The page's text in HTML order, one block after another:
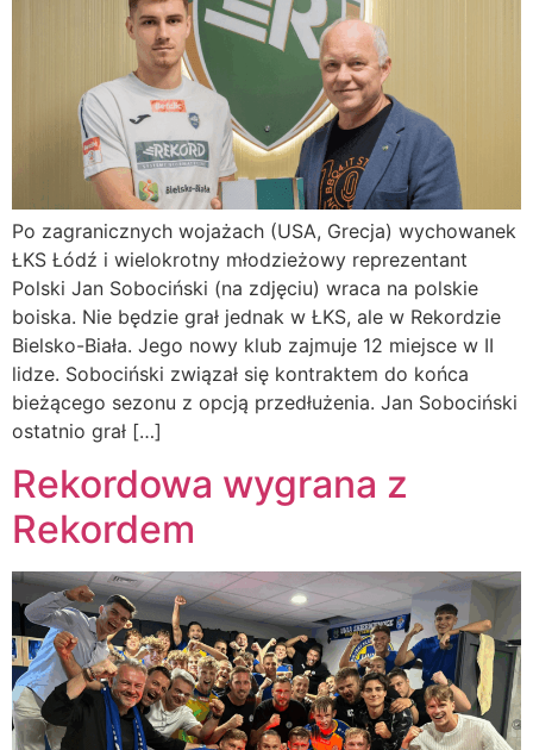
Po zagranicznych wojażach (USA, Grecja) wychowanek
ŁKS Łódź i wielokrotny młodzieżowy reprezentant
Polski Jan Sobociński (na zdjęciu) wraca na polskie
boiska. Nie będzie grał jednak w ŁKS, ale w Rekordzie
Bielsko-Biała. Jego nowy klub zajmuje 12 miejsce w II
lidze. Sobociński związał się kontraktem do końca
bieżącego sezonu z opcją przedłużenia. Jan Sobociński
ostatnio grał […]
Rekordowa wygrana z
Rekordem